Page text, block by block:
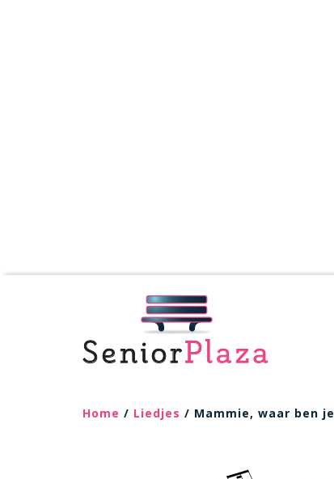
Home / Liedjes / Mammie, waar ben je